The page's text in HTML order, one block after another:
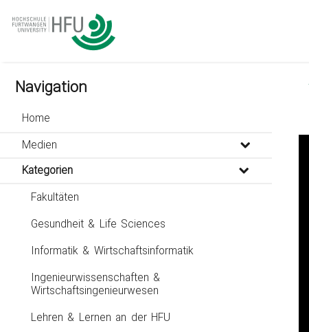
Navigation
Home
Medien
Kategorien
Fakultäten
Gesundheit & Life Sciences
Informatik & Wirtschaftsinformatik
Ingenieurwissenschaften &
Wirtschaftsingenieurwesen
Lehren & Lernen an der HFU